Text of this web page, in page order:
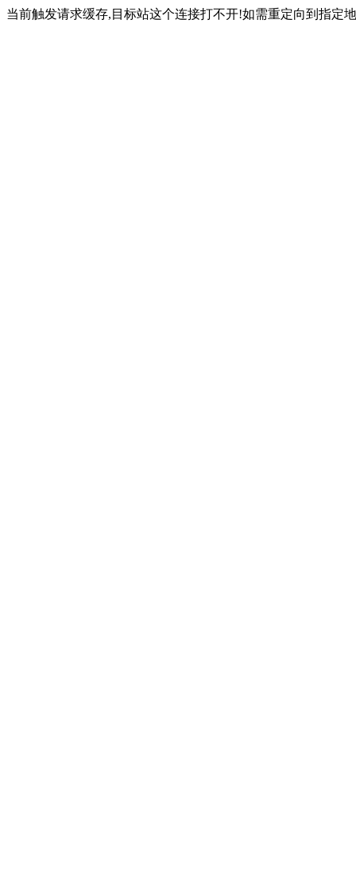
当前触发请求缓存,目标站这个连接打不开!如需重定向到指定